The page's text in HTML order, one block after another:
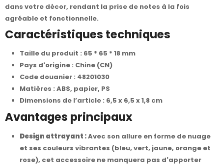
dans votre décor, rendant la prise de notes à la fois
agréable et fonctionnelle.
Caractéristiques techniques
Taille du produit : 65 * 65 * 18 mm
Pays d'origine : Chine (CN)
Code douanier : 48201030
Matières : ABS, papier, PS
Dimensions de l’article : 6,5 x 6,5 x 1,8 cm
Avantages principaux
Design attrayant :Avec son allure en forme de nuage
et ses couleurs vibrantes (bleu, vert, jaune, orange et
rose), cet accessoire ne manquera pas d'apporter